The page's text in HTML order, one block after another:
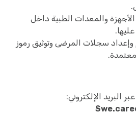
والمعدات الطبية داخل
سجلات المرضى وتوثيق رموز
البريد الإلكتروني: